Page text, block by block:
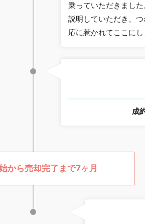
乗っていただきまし
説明していただき、
応に惹かれてここに
成
から売却完了まで7ヶ月